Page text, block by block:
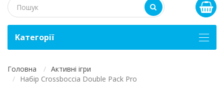
Kатегорії
Головна
Активні ігри
Набір Crossboccia Double Pack Pro